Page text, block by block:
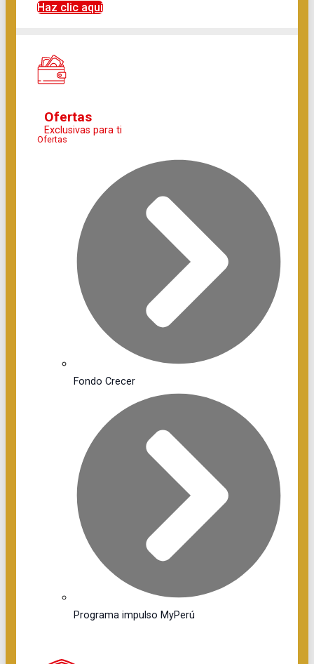
Haz clic aquí
Ofertas
Exclusivas para ti
Ofertas
Fondo Crecer
Programa impulso MyPerú